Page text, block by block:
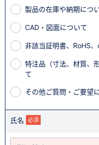
製品の在庫や納期につ
CAD・図面について
非該当証明書、RoHS
特注品（寸法、材質、
て
その他ご質問・ご要望
氏名 必須